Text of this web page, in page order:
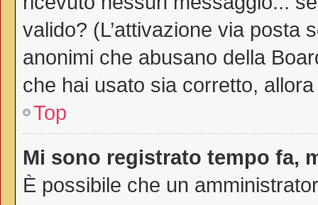
valido? (L’attivazione via posta
anonimi che abusano della
che hai usato sia corretto,
Top
Mi sono registrato tempo fa,
È possibile che un